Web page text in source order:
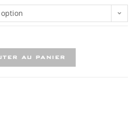
AU PANIER